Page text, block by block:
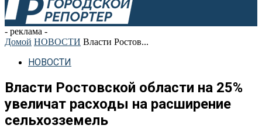
- реклама -
Домой НОВОСТИ Власти Ростов...
НОВОСТИ
Власти Ростовской области на 25%
увеличат расходы на расширение
сельхозземель